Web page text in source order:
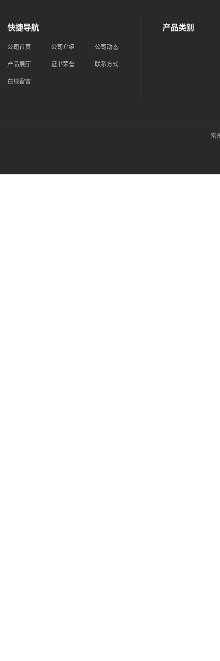
快捷导航
公司首页 公司介绍 公司动态
产品展厅 证书荣誉 联系方式
在线留言
产品类别
常